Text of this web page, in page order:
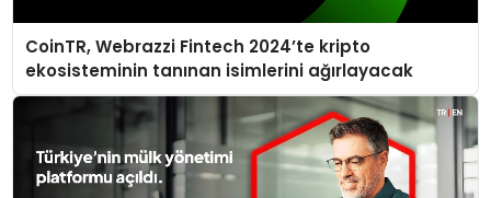
CoinTR, Webrazzi Fintech 2024’te kripto
ekosisteminin tanınan isimlerini ağırlayacak